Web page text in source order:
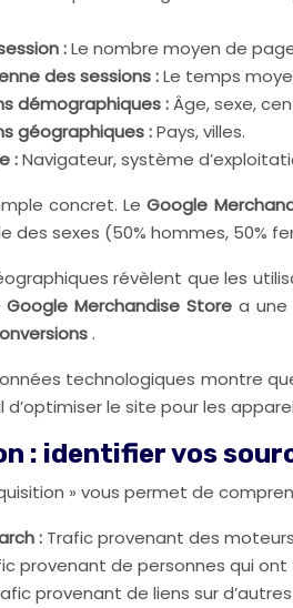
:Le nombre moyen de
des sessions :Le temps
démographiques :Âge, sexe,
géographiques :Pays, villes.
:Navigateur, système
concret. LeGoogle
des sexes (50% hommes, 50%
révèlent que les
Google Merchandise Store a une
.
technologiques montre
le site pour les
: identifier vos
» vous permet de
: Trafic provenant des
provenant de personnes qui
provenant de liens sur